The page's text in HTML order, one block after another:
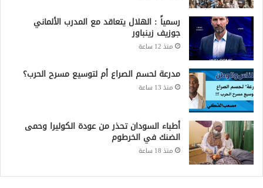
رسمياً : الهلال يتعاقد مع المدرب الألماني
جوزيف زينباور
منذ 12 ساعة
مدرعة لحسم الصراع أم لتوسيع مسرح الحرب؟
منذ 13 ساعة
أطباء السودان تحذر من عودة الكوليرا وحمى
الضنك في الخرطوم
منذ 18 ساعة